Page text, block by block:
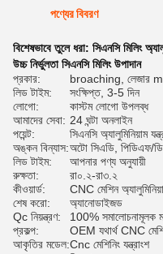
পণ্যের বিবরণ
বিশেষভাবে তুলে ধরা: সিএনসি মিলিং
উচ্চ নির্ভুলতা সিএনসি মিলিং উপাদান
প্রকার:
broaching, লেজার
লিড টাইম:
সংক্ষিপ্ত, 3-5 দিন
লোগো:
কাস্টম লোগো উপলব্ধ
আমাদের সেবা: 24 ঘন্টা অনলাইন
পয়েন্ট:
সিএনসি অ্যালুমিনিয়াম
অঙ্কন বিন্যাস:অটো সিএডি, পিডিএফ/
লিড টাইম:
আপনার পণ্য অনুযায়ী
রুক্ষতা:
রা০.২-রা৩.২
কীওয়ার্ড:
CNC মেশিন
শেষ করো:
অ্যানোডাইজড
Qc নিয়ন্ত্রণ:
100% সমালোচনামূলক
প্রকল্প:
OEM যথার্থ CNC
আকৃতির মডেল:Cnc মেশিনিং যন্ত্রাংশ